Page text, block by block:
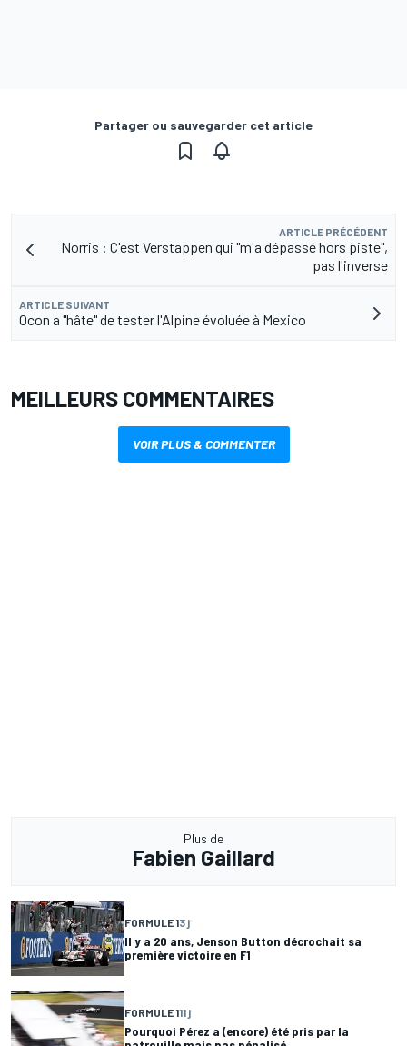
Partager ou sauvegarder cet article
ARTICLE PRÉCÉDENT
Norris : C'est Verstappen qui "m'a dépassé hors piste",
pas l'inverse
ARTICLE SUIVANT
Ocon a "hâte" de tester l'Alpine évoluée à Mexico
MEILLEURS COMMENTAIRES
VOIR PLUS & COMMENTER
Plus de
Fabien Gaillard
FORMULE 13 j
Il y a 20 ans, Jenson Button décrochait sa
première victoire en F1
FORMULE 111 j
Pourquoi Pérez a (encore) été pris par la